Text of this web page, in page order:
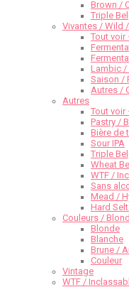
Brown /
Triple
Vivantes / Wild
Tout voir
Lambic /
Saison /
Autres /
Autres
Tout voir
Pastry /
Bière de
Sour IPA
Triple
Wheat
WTF /
Sans
Mead /
Hard
Couleurs /
Blonde
Blanche
Brune /
Couleur
Vintage
WTF /